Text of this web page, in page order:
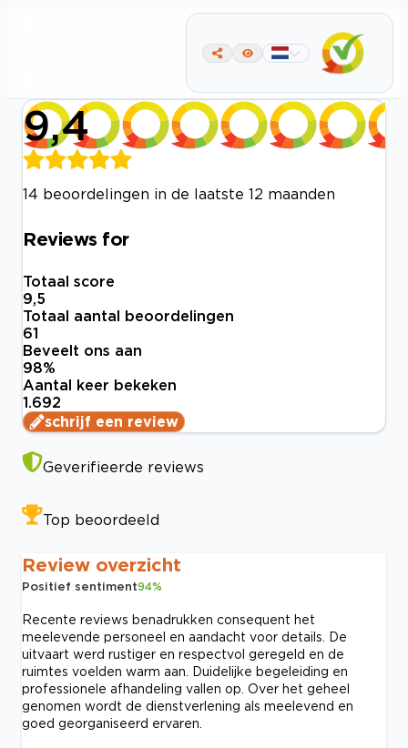
9,4
14 beoordelingen in de laatste 12 maanden
Reviews for
Totaal score
9,5
Totaal aantal beoordelingen
61
Beveelt ons aan
98%
Aantal keer bekeken
1.692
schrijf een review
Geverifieerde reviews
Top beoordeeld
Review overzicht
Positief sentiment94%
Recente reviews benadrukken consequent het
meelevende personeel en aandacht voor details. De
uitvaart werd rustiger en respectvol geregeld en de
ruimtes voelden warm aan. Duidelijke begeleiding en
professionele afhandeling vallen op. Over het geheel
genomen wordt de dienstverlening als meelevend en
goed georganiseerd ervaren.